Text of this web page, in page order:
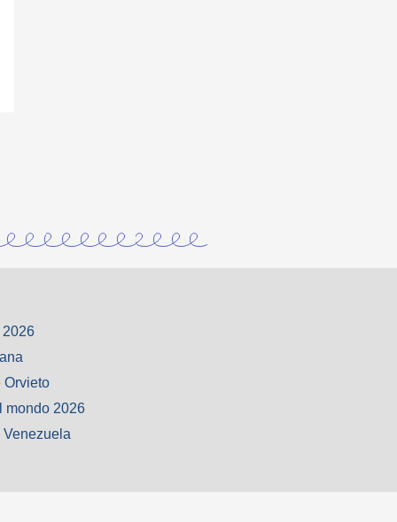
2026
Orvieto
mondo 2026
Venezuela